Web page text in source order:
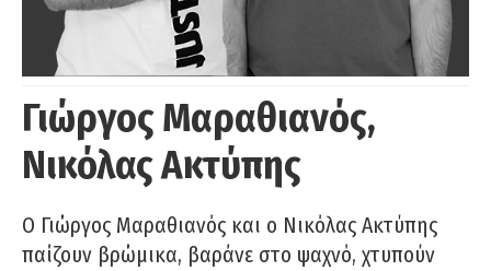
Γιώργος Μαραθιανός,
Νικόλας Ακτύπης
Ο Γιώργος Μαραθιανός και ο Νικόλας Ακτύπης
παίζουν βρώμικα, βαράνε στο ψαχνό, χτυπούν